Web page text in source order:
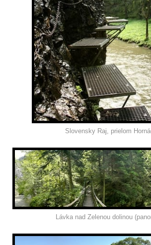
Slovensky Raj, prielom
Lávka nad Zelenou dolinou